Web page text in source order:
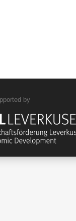
by